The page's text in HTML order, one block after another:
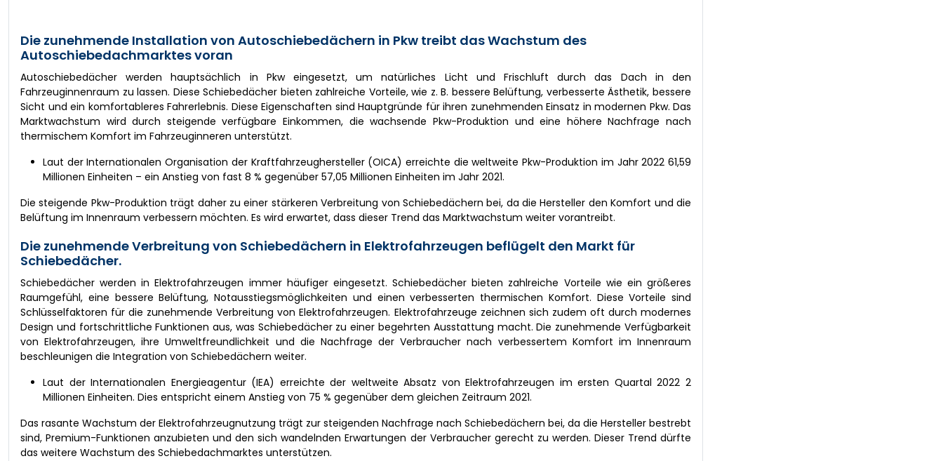
Die zunehmende Installation von Autoschiebedächern in Pkw treibt das Wachstum des
Autoschiebedachmarktes voran
Autoschiebedächer werden hauptsächlich in Pkw eingesetzt, um natürliches Licht und Frischluft durch das Dach in den
Fahrzeuginnenraum zu lassen. Diese Schiebedächer bieten zahlreiche Vorteile, wie z. B. bessere Belüftung, verbesserte Ästhetik, bessere
Sicht und ein komfortableres Fahrerlebnis. Diese Eigenschaften sind Hauptgründe für ihren zunehmenden Einsatz in modernen Pkw. Das
Marktwachstum wird durch steigende verfügbare Einkommen, die wachsende Pkw-Produktion und eine höhere Nachfrage nach
thermischem Komfort im Fahrzeuginneren unterstützt.
Laut der Internationalen Organisation der Kraftfahrzeughersteller (OICA) erreichte die weltweite Pkw-Produktion im Jahr 2022 61,59
Millionen Einheiten – ein Anstieg von fast 8 % gegenüber 57,05 Millionen Einheiten im Jahr 2021.
Die steigende Pkw-Produktion trägt daher zu einer stärkeren Verbreitung von Schiebedächern bei, da die Hersteller den Komfort und die
Belüftung im Innenraum verbessern möchten. Es wird erwartet, dass dieser Trend das Marktwachstum weiter vorantreibt.
Die zunehmende Verbreitung von Schiebedächern in Elektrofahrzeugen beflügelt den Markt für
Schiebedächer.
Schiebedächer werden in Elektrofahrzeugen immer häufiger eingesetzt. Schiebedächer bieten zahlreiche Vorteile wie ein größeres
Raumgefühl, eine bessere Belüftung, Notausstiegsmöglichkeiten und einen verbesserten thermischen Komfort. Diese Vorteile sind
Schlüsselfaktoren für die zunehmende Verbreitung von Elektrofahrzeugen. Elektrofahrzeuge zeichnen sich zudem oft durch modernes
Design und fortschrittliche Funktionen aus, was Schiebedächer zu einer begehrten Ausstattung macht. Die zunehmende Verfügbarkeit
von Elektrofahrzeugen, ihre Umweltfreundlichkeit und die Nachfrage der Verbraucher nach verbessertem Komfort im Innenraum
beschleunigen die Integration von Schiebedächern weiter.
Laut der Internationalen Energieagentur (IEA) erreichte der weltweite Absatz von Elektrofahrzeugen im ersten Quartal 2022 2
Millionen Einheiten. Dies entspricht einem Anstieg von 75 % gegenüber dem gleichen Zeitraum 2021.
Das rasante Wachstum der Elektrofahrzeugnutzung trägt zur steigenden Nachfrage nach Schiebedächern bei, da die Hersteller bestrebt
sind, Premium-Funktionen anzubieten und den sich wandelnden Erwartungen der Verbraucher gerecht zu werden. Dieser Trend dürfte
das weitere Wachstum des Schiebedachmarktes unterstützen.